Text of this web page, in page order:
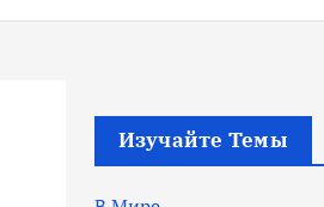
Изучайте Темы